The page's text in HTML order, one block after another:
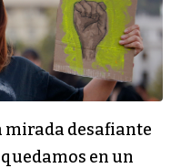
mirada desafiante
en un